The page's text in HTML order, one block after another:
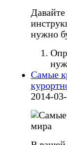
нужно
Самые
2014-